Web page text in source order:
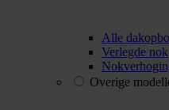
Alle
Verlegde nok
Overige